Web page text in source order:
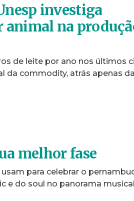
investiga
animal na
de leite por ano nos últimos
da commodity, atrás apenas
melhor fase
para celebrar o
e do soul no panorama